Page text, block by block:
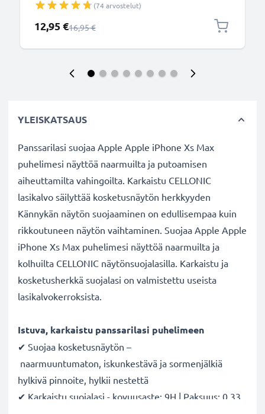
kaukosäätimellä puhelimelle ja kameralle -
iPhonelle, GoProlle, Androidille ynm.
(74 arvostelut)
Erikoishinta
12,95 €Normaali hinta
16,95 €
YLEISKATSAUS
Panssarilasi suojaa Apple Apple iPhone Xs Max
puhelimesi näyttöä naarmuilta ja putoamisen
aiheuttamilta vahingoilta. Karkaistu CELLONIC
lasikalvo säilyttää kosketusnäytön herkkyyden
Kännykän näytön suojaaminen on edullisempaa kuin
rikkoutuneen näytön vaihtaminen. Suojaa Apple Apple
iPhone Xs Max puhelimesi näyttöä naarmuilta ja
kolhuilta CELLONIC näytönsuojalasilla. Karkaistu ja
kosketusherkkä suojalasi on valmistettu useista
lasikalvokerroksista.
Istuva, karkaistu panssarilasi puhelimeen
✔ Suojaa kosketusnäytön –
naarmuuntumaton, iskunkestävä ja sormenjälkiä
hylkivä pinnoite, hylkii nestettä
✔ Karkaistu suojalasi - kovuusaste: 9H | Paksuus: 0,33